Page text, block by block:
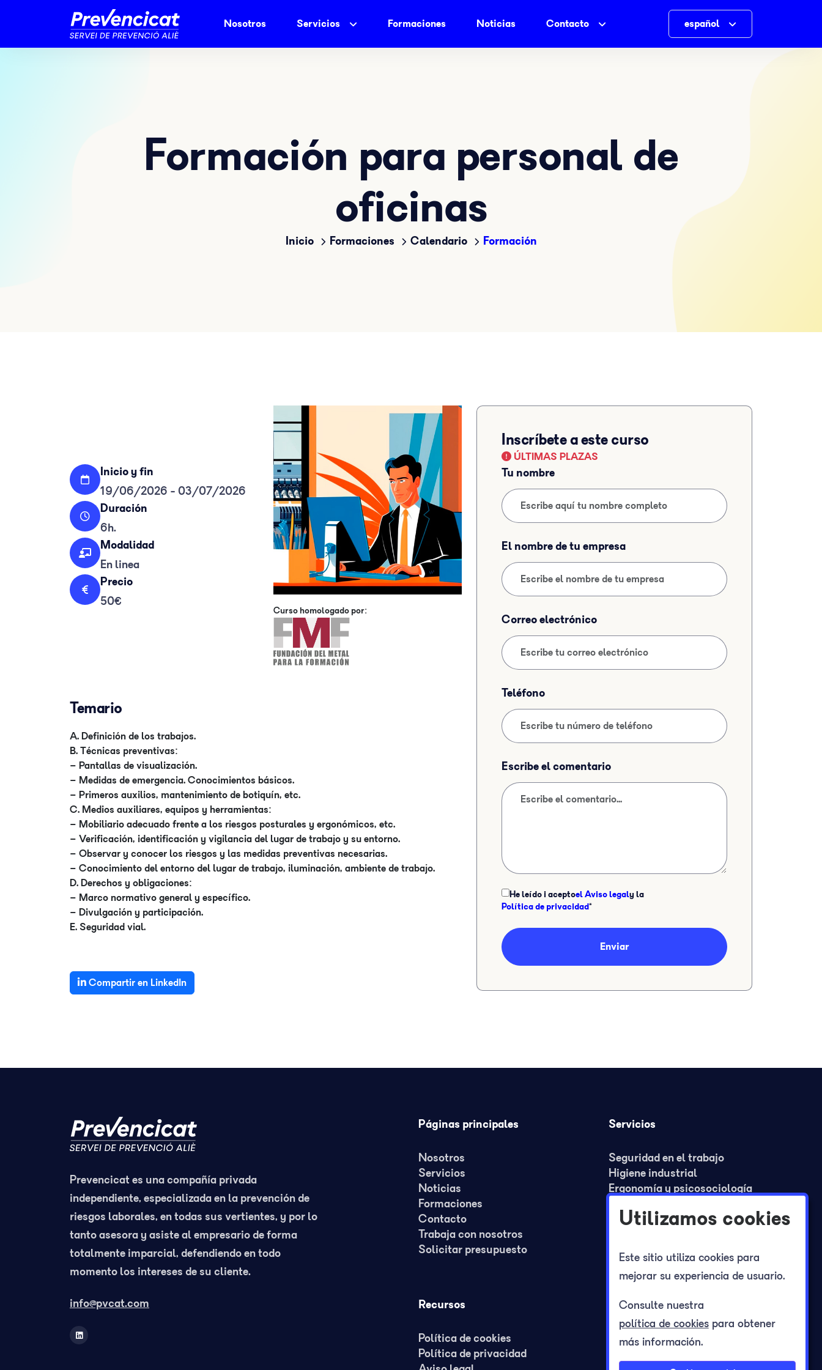
Nosotros Servicios Formaciones Noticias Contacto español
Formación para personal de
oficinas
Inicio Formaciones Calendario Formación
Inicio y fin
19/06/2026 - 03/07/2026
Duración
6h.
Modalidad
En linea
Precio
50€
Curso homologado por:
Temario
A. Definición de los trabajos.
B. Técnicas preventivas:
– Pantallas de visualización.
– Medidas de emergencia. Conocimientos básicos.
– Primeros auxilios, mantenimiento de botiquín, etc.
C. Medios auxiliares, equipos y herramientas:
– Mobiliario adecuado frente a los riesgos posturales y ergonómicos, etc.
– Verificación, identificación y vigilancia del lugar de trabajo y su entorno.
– Observar y conocer los riesgos y las medidas preventivas necesarias.
– Conocimiento del entorno del lugar de trabajo, iluminación, ambiente de trabajo.
D. Derechos y obligaciones:
– Marco normativo general y específico.
– Divulgación y participación.
E. Seguridad vial.
Compartir en LinkedIn
Inscríbete a este curso
ÚLTIMAS PLAZAS
Tu nombre
El nombre de tu empresa
Correo electrónico
Teléfono
Escribe el comentario
He leído i aceptoel Aviso legaly la
Política de privacidad*
Enviar
Prevencicat es una compañía privada
independiente, especializada en la prevención de
riesgos laborales, en todas sus vertientes, y por lo
tanto asesora y asiste al empresario de forma
totalmente imparcial, defendiendo en todo
momento los intereses de su cliente.
info@pvcat.com
Páginas principales
Nosotros
Servicios
Noticias
Formaciones
Contacto
Trabaja con nosotros
Solicitar presupuesto
Servicios
Seguridad en el trabajo
Higiene industrial
Ergonomía y psicosociología
Formación
Planes de autoprotección
Registro jornada laboral
Recursos
Política de cookies
Política de privacidad
Utilizamos cookies
Este sitio utiliza cookies para
mejorar su experiencia de usuario.
Consulte nuestra
política de cookiespara obtener
más información.